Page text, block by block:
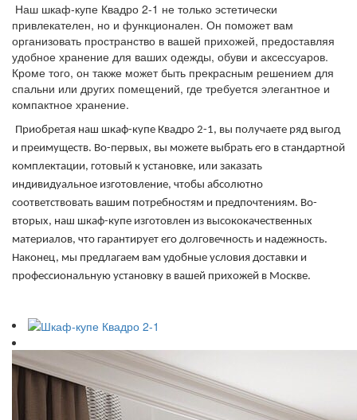
Наш шкаф-купе Квадро 2-1 не только эстетически
привлекателен, но и функционален. Он поможет вам
организовать пространство в вашей прихожей, предоставляя
удобное хранение для ваших одежды, обуви и аксессуаров.
Кроме того, он также может быть прекрасным решением для
спальни или других помещений, где требуется элегантное и
компактное хранение.
Приобретая наш шкаф-купе Квадро 2-1, вы получаете ряд выгод
и преимуществ. Во-первых, вы можете выбрать его в стандартной
комплектации, готовый к установке, или заказать
индивидуальное изготовление, чтобы абсолютно
соответствовать вашим потребностям и предпочтениям. Во-
вторых, наш шкаф-купе изготовлен из высококачественных
материалов, что гарантирует его долговечность и надежность.
Наконец, мы предлагаем вам удобные условия доставки и
профессиональную установку в вашей прихожей в Москве.